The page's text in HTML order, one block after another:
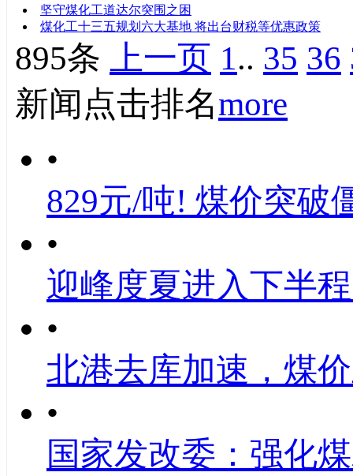
坚守煤化工道达尔突围之困
煤化工十三五规划六大基地 将出台财税等优惠政策
895条 上一页 1.. 35 36
新闻点击排名more
•
829元/吨! 煤价突破
•
迎峰度夏进入下半
•
北港去库加速，煤
•
国家发改委：强化